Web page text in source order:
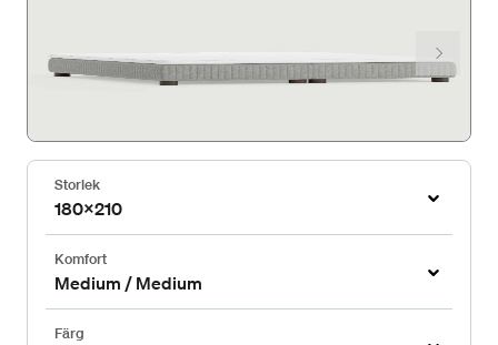
Storlek
180x210
Komfort
Medium / Medium
Färg